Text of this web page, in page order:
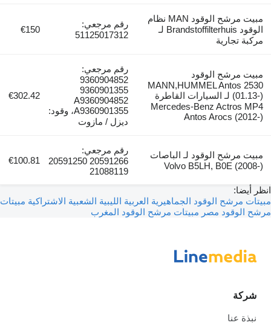
مبيت مرشح الوقود MAN نظام
الوقود Brandstoffilterhuis لـ
تجارية
رقم مرجعي:
51125017312
مرشح الوقود
MANN,HUMMEL Antos
(01.13-) لـ السيارات القاطرة
Mercedes-Benz Actros
Antos Arocs
رقم مرجعي:
9360904852
9360901355
A9360904852
A9360901355، وقود:
ديزل / مازوت
€302.42
مرشح الوقود لـ الباصات
Volvo B5LH, B0E
رقم مرجعي:
20591266 20591250
21088119
€100.81
مرشح الوقود الجماهيرية العربية الليبية الشعبية الاشتراكيةمبيتات
مصر مبيتات مرشح الوقود المغرب
عنا